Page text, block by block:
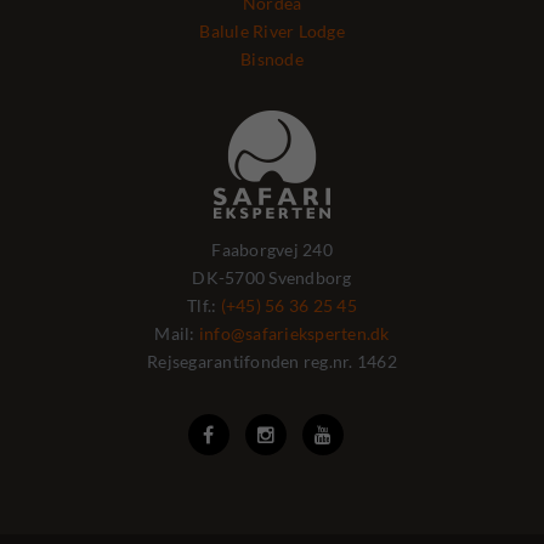
Balule River Lodge
Bisnode
Faaborgvej 240
DK-5700 Svendborg
Tlf.: (+45) 56 36 25 45
Mail: info@safarieksperten.dk
Rejsegarantifonden reg.nr. 1462
  